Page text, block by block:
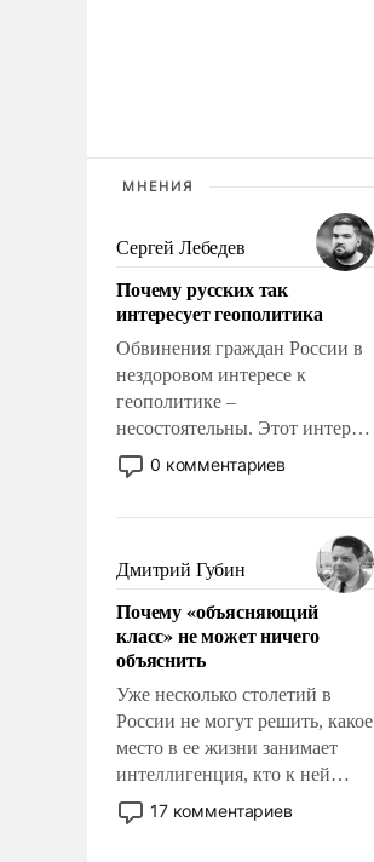
МНЕНИЯ
Сергей Лебедев
Почему русских так
интересует геополитика
Обвинения граждан России в
нездоровом интересе к
геополитике –
несостоятельны. Этот интерес
рационален и прагматичен. Он
обусловлен тысячелетним
фундаментальным знанием,
что мировая политика имеет
свойство заявляться на порог
нашего дома.
0 комментариев
Дмитрий Губин
Почему «объясняющий
класс» не может ничего
объяснить
Уже несколько столетий в
России не могут решить, какое
место в ее жизни занимает
интеллигенция, кто к ней
принадлежит, а кого из нее
исключили с правом
17 комментариев